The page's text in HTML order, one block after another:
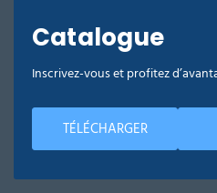
Catalogue
Inscrivez-vous et profitez
TÉLÉCHARGER